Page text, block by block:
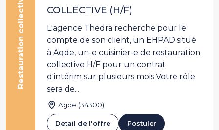
Restauration collective
COLLECTIVE (H/F)
L'agence Thedra recherche pour le
compte de son client, un EHPAD situé
à Agde, un-e cuisinier-e de restauration
collective H/F pour un contrat
d'intérim sur plusieurs mois Votre rôle
sera de...
Agde (34300)
Detail de l'offre Postuler